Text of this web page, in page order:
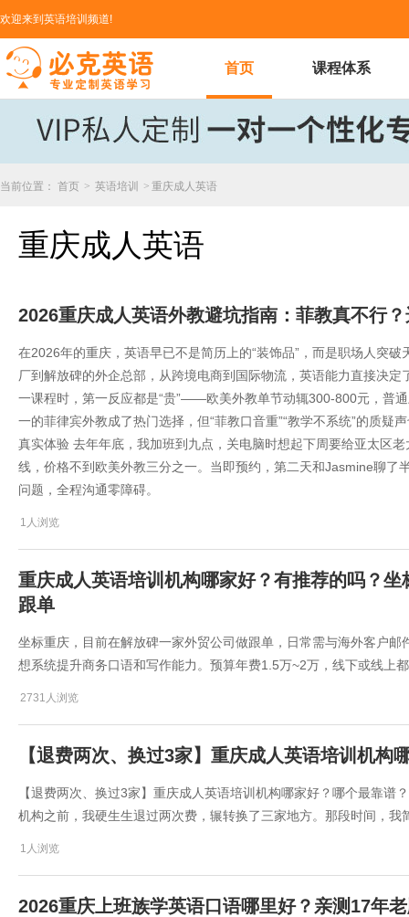
欢迎来到英语培训频道!
首页 课程体系
当前位置： 首页 > 英语培训 > 重庆成人英语
重庆成人英语
2026重庆成人英语外教避坑指南：菲教真不行
在2026年的重庆，英语早已不是简历上的“装饰品”，而是职场人突
厂到解放碑的外企总部，从跨境电商到国际物流，英语能力直接决
一课程时，第一反应都是“贵”——欧美外教单节动辄300-800元，普
一的菲律宾外教成了热门选择，但“菲教口音重”“教学不系统”的质
真实体验 去年年底，我加班到九点，关电脑时想起下周要给亚太区
线，价格不到欧美外教三分之一。当即预约，第二天和Jasmine聊了
问题，全程沟通零障碍。
1人浏览
重庆成人英语培训机构哪家好？有推荐的吗？
跟单
坐标重庆，目前在解放碑一家外贸公司做跟单，日常需与海外客户
想系统提升商务口语和写作能力。预算年费1.5万~2万，线下或线上
2731人浏览
【退费两次、换过3家】重庆成人英语培训机构
【退费两次、换过3家】重庆成人英语培训机构哪家好？哪个最靠
机构之前，我硬生生退过两次费，辗转换了三家地方。那段时间，我
1人浏览
2026重庆上班族学英语口语哪里好？亲测17年